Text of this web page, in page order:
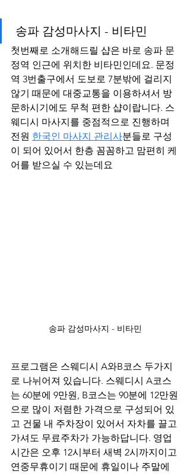
송파 감성마사지 - 비타민
첫번째로 소개해드릴 샵은 바로 송파 문
정역 인근에 위치한 비타민인데요. 문정
역 3번출구에서 도보로 7분밖에 걸리지
않기 때문에 대중교통을 이용하셔서 방
문하시기에도 무척 편한 샵이랍니다. 스
웨디시 마사지를 중점적으로 진행하며
전원 한국인 마사지 관리사분들로 구성
이 되어 있어서 한층 꼼꼼하고 맘편히 케
어를 받으실 수 있는데요
송파 감성마사지 - 비타민
프로그램은 스웨디시 A와B코스 두가지
로 나뉘어져 있습니다. 스웨디시 A코스
는 60분에 9만원, B코스는 90분에 12만원
으로 많이 저렴한 가격으로 구성되어 있
고 건물 내 주차장이 있어서 자차를 끌고
가셔도 무료주차가 가능하답니다. 영업
시간은 오후 12시부터 새벽 2시까지이고
연중무휴이기 때문에 휴일이나 주말에